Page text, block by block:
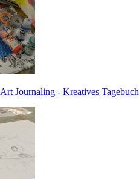
Art Journaling - Kreatives Tagebuch